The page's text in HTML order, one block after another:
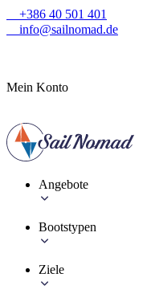
+386 40 501 401
info@sailnomad.de
Mein Konto
Angebote
Bootstypen
Ziele